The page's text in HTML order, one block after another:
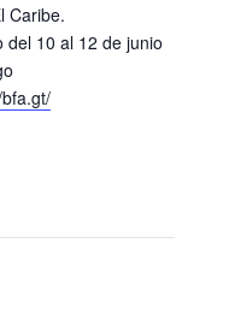
Caribe.
del 10 al 12 de junio